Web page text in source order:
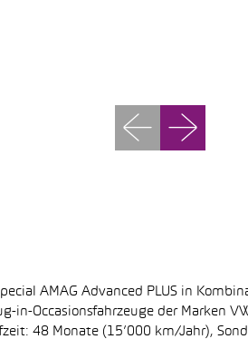
AMAG Advanced PLUS in
in-Occasionsfahrzeuge der Marken
48 Monate (15’000 km/Jahr),